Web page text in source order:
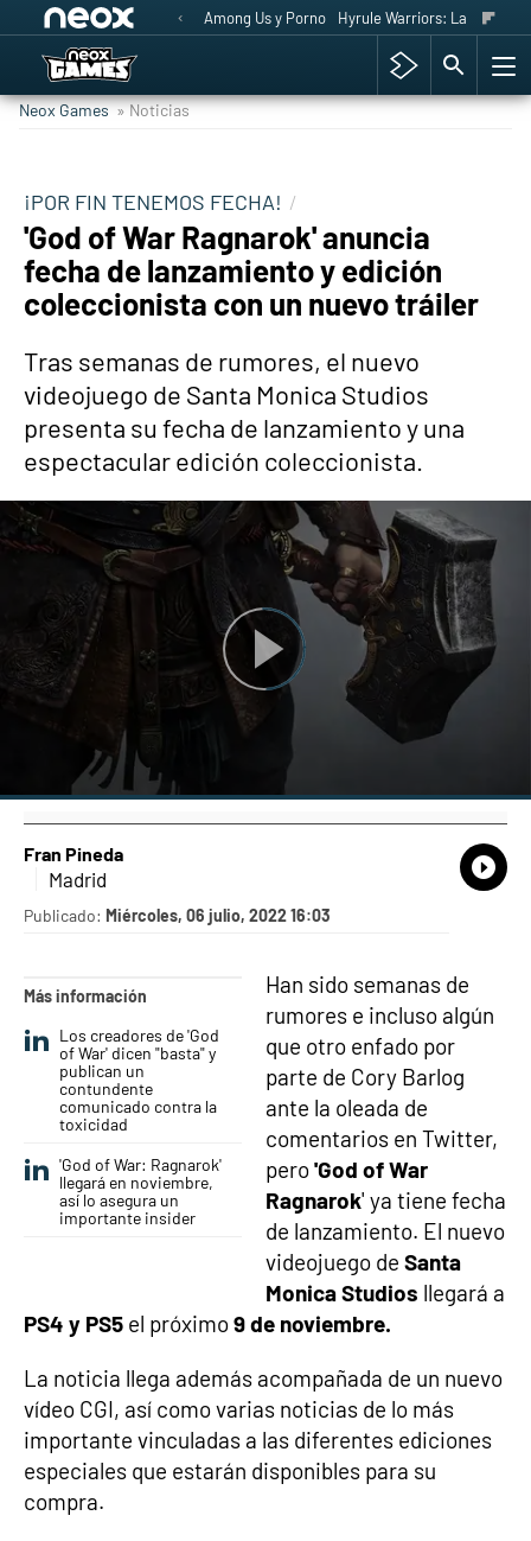
Among Us y Porno Hyrule Warriors: La Era del
Neox Games » Noticias
¡POR FIN TENEMOS FECHA!
'God of War Ragnarok' anuncia
fecha de lanzamiento y edición
coleccionista con un nuevo tráiler
Tras semanas de rumores, el nuevo
videojuego de Santa Monica Studios
presenta su fecha de lanzamiento y una
espectacular edición coleccionista.
Fran Pineda
Madrid
Publicado: Miércoles, 06 julio, 2022 16:03
Más información
Los creadores de 'God
of War' dicen "basta" y
publican un
contundente
comunicado contra la
toxicidad
'God of War: Ragnarok'
llegará en noviembre,
así lo asegura un
importante insider
Han sido semanas de
rumores e incluso algún
que otro enfado por
parte de Cory Barlog
ante la oleada de
comentarios en Twitter,
pero'God of War
Ragnarok' ya tiene fecha
de lanzamiento. El nuevo
videojuego de Santa
Monica Studios llegará a
PS4 y PS5 el próximo9 de noviembre.
La noticia llega además acompañada de un nuevo
vídeo CGI, así como varias noticias de lo más
importante vinculadas a las diferentes ediciones
especiales que estarán disponibles para su
compra.